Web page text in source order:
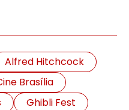
Alfred Hitchcock
Brasília
Ghibli Fest